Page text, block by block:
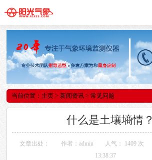
当前位置： 主页 >新闻资讯 > 常见问题
什么是土壤墒情？
文章出处： 作者：admin 人气： 1409 次
13:38:37